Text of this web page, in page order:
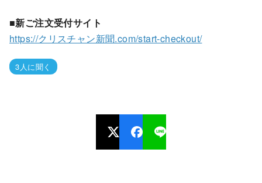
■新ご注文受付サイト
https://クリスチャン新聞.com/start-checkout/
3人に聞く